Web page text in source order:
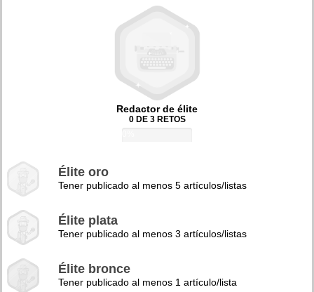
Redactor de élite
0 DE 3 RETOS
Élite oro
Tener publicado al menos 5 artículos/listas
Élite plata
Tener publicado al menos 3 artículos/listas
Élite bronce
Tener publicado al menos 1 artículo/lista